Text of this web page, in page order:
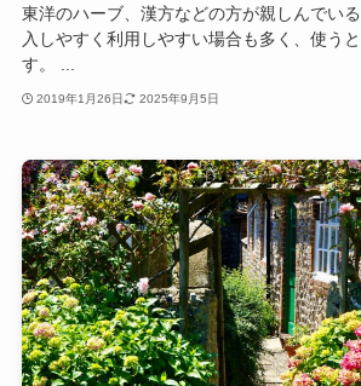
東洋のハーブ、漢方などの方が親しんでい
入しやすく利用しやすい場合も多く、使う
す。 ...
2019年1月26日 2025年9月5日